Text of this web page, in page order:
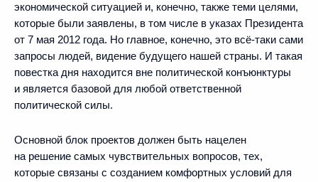
экономической ситуацией и, конечно, также теми целями,
которые были заявлены, в том числе в указах Президента
от 7 мая 2012 года. Но главное, конечно, это всё‑таки сами
запросы людей, видение будущего нашей страны. И такая
повестка дня находится вне политической конъюнктуры
и является базовой для любой ответственной
политической силы.
Основной блок проектов должен быть нацелен
на решение самых чувствительных вопросов, тех,
которые связаны с созданием комфортных условий для